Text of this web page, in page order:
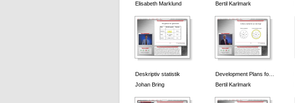
Elisabeth Marklund
Bertil Karlmark
Deskriptiv statistik
Johan Bring
Development Plans fo…
Bertil Karlmark